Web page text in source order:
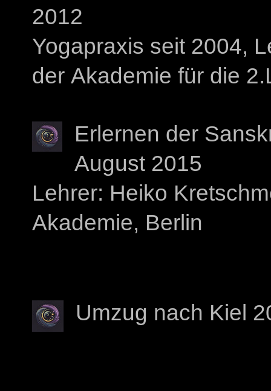
2012
Yogapraxis seit 2004,
der Akademie für die
Erlernen der
August 2015
Lehrer: Heiko
Akademie, Berlin
Umzug nach Kiel